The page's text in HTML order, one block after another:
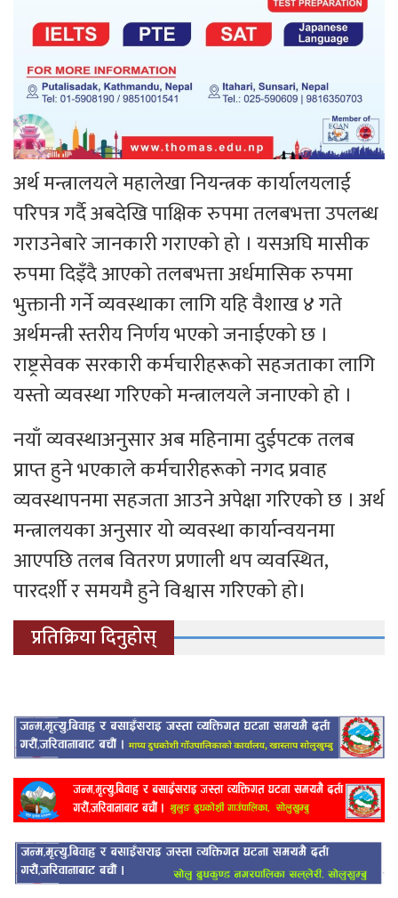
अर्थ मन्त्रालयले महालेखा नियन्त्रक कार्यालयलाई
परिपत्र गर्दै अबदेखि पाक्षिक रुपमा तलबभत्ता उपलब्ध
गराउनेबारे जानकारी गराएको हो । यसअघि मासीक
रुपमा दिइँदै आएको तलबभत्ता अर्धमासिक रुपमा
भुक्तानी गर्ने व्यवस्थाका लागि यहि वैशाख ४ गते
अर्थमन्त्री स्तरीय निर्णय भएको जनाईएको छ ।
राष्ट्रसेवक सरकारी कर्मचारीहरूको सहजताका लागि
यस्तो व्यवस्था गरिएको मन्त्रालयले जनाएको हाे ।
नयाँ व्यवस्थाअनुसार अब महिनामा दुईपटक तलब
प्राप्त हुने भएकाले कर्मचारीहरूको नगद प्रवाह
व्यवस्थापनमा सहजता आउने अपेक्षा गरिएको छ । अर्थ
मन्त्रालयका अनुसार यो व्यवस्था कार्यान्वयनमा
आएपछि तलब वितरण प्रणाली थप व्यवस्थित,
पारदर्शी र समयमै हुने विश्वास गरिएको हाे।
प्रतिक्रिया दिनुहोस्